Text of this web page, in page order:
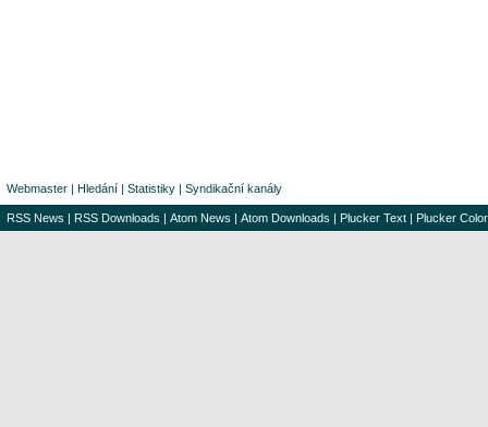
Webmaster | Hledání | Statistiky | Syndikační kanály
RSS News | RSS Downloads | Atom News | Atom Downloads | Plucker Text | Plucker Color